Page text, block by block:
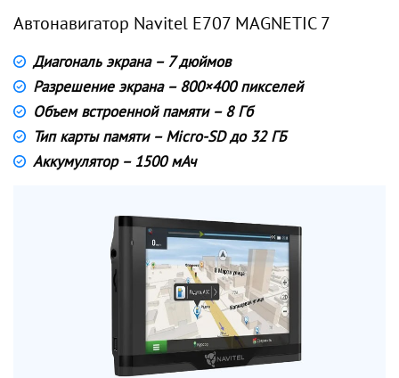
Автонавигатор Navitel E707 MAGNETIC 7
Диагональ экрана – 7 дюймов
Разрешение экрана – 800×400 пикселей
Объем встроенной памяти – 8 Гб
Тип карты памяти – Micro-SD до 32 ГБ
Аккумулятор – 1500 мАч